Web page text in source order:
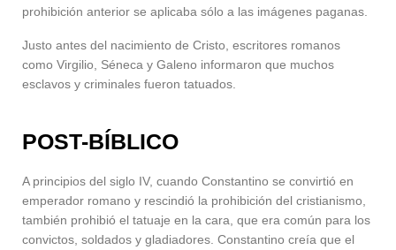
prohibición anterior se aplicaba sólo a las imágenes paganas.
Justo antes del nacimiento de Cristo, escritores romanos
como Virgilio, Séneca y Galeno informaron que muchos
esclavos y criminales fueron tatuados.
POST-BÍBLICO
A principios del siglo IV, cuando Constantino se convirtió en
emperador romano y rescindió la prohibición del cristianismo,
también prohibió el tatuaje en la cara, que era común para los
convictos, soldados y gladiadores. Constantino creía que el